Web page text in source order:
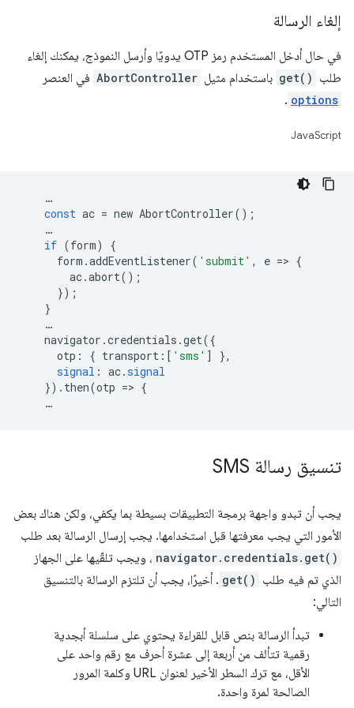
إلغاء الرسالة
في حال أدخل المستخدم رمز OTP يدويًا وأرسل النموذج، يمكنك إلغاء
طلب get() باستخدام مثيل AbortController في العنصر
options
.
JavaScript
…
const ac = new AbortController();
…
if (form)
{
form .addEventListener( 'submit' , e => {
ac.abort();
});
}
…
navigator .credentials .get({
otp : { transport :[ 'sms' ]
},
signal : ac.signal
}) . then(otp => {
…
تنسيق رسالة SMS
يجب أن تبدو واجهة برمجة التطبيقات بسيطة بما يكفي، ولكن هناك بعض
الأمور التي يجب معرفتها قبل استخدامها. يجب إرسال الرسالة بعد طلب
navigator.credentials.get() ، ويجب تلقّيها على الجهاز
الذي تم فيه طلب get() . أخيرًا، يجب أن تلتزم الرسالة بالتنسيق
التالي:
تبدأ الرسالة بنص قابل للقراءة يحتوي على سلسلة أبجدية
رقمية تتألف من أربعة إلى عشرة أحرف مع رقم واحد على
الأقل، مع ترك السطر الأخير لعنوان URL وكلمة المرور
الصالحة لمرة واحدة.